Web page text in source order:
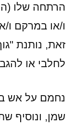
הרתחה שלו
ו/או במרקם
זאת, נותנת
לחלבי או
נחמם על אש
שמן, ונוסיף